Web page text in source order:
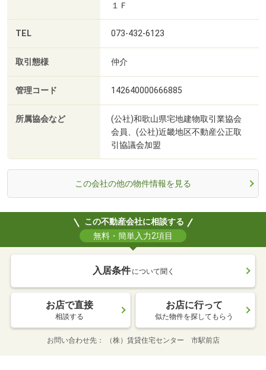
１Ｆ
TEL 073-432-6123
取引態様 仲介
管理コード 142640000666885
所属協会など
(公社)和歌山県宅地建物取引業協会
会員、(公社)近畿地区不動産公正取
引協議会加盟
この会社の他の物件情報を見る
この不動産会社に相談する
無料・簡単入力2項目
入居条件 について聞く
お店で直接
相談する
お店に行って
似た物件を探してもらう
お問い合わせ先 （株）賃貸住宅センター 市駅前店